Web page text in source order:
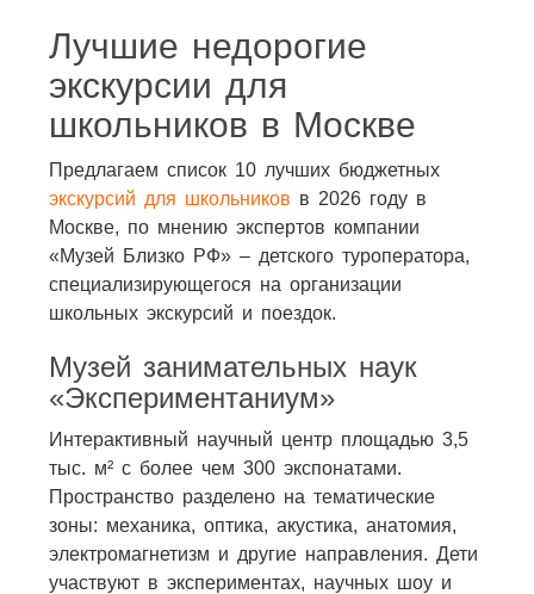
Лучшие недорогие
экскурсии для
школьников в Москве
Предлагаем список 10 лучших бюджетных
экскурсий для школьников в 2026 году в
Москве, по мнению экспертов компании
«Музей Близко РФ» – детского туроператора,
специализирующегося на организации
школьных экскурсий и поездок.
Музей занимательных наук
«Экспериментаниум»
Интерактивный научный центр площадью 3,5
тыс. м² с более чем 300 экспонатами.
Пространство разделено на тематические
зоны: механика, оптика, акустика, анатомия,
электромагнетизм и другие направления. Дети
участвуют в экспериментах, научных шоу и